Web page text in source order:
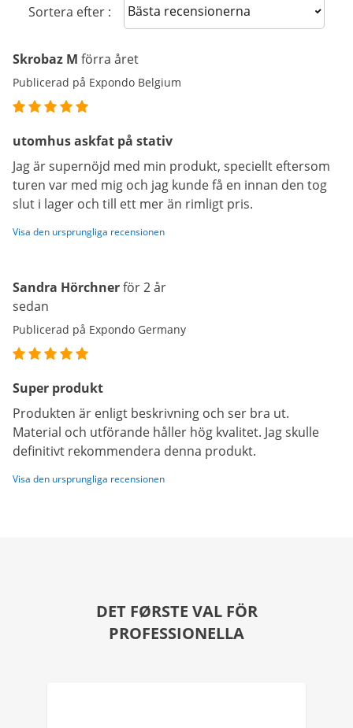
Sortera efter : Sort reviews
Skrobaz M förra året
Publicerad på Expondo Belgium
utomhus askfat på stativ
Jag är supernöjd med min produkt, speciellt eftersom
turen var med mig och jag kunde få en innan den tog
slut i lager och till ett mer än rimligt pris.
Visa den ursprungliga recensionen
Sandra Hörchnerför 2 år
sedan
Publicerad på Expondo Germany
Super produkt
Produkten är enligt beskrivning och ser bra ut.
Material och utförande håller hög kvalitet. Jag skulle
definitivt rekommendera denna produkt.
Visa den ursprungliga recensionen
DET FØRSTE VAL FÖR
PROFESSIONELLA